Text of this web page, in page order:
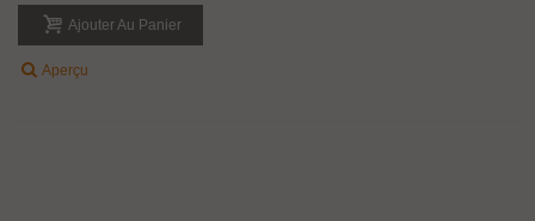
Ajouter Au Panier
Aperçu